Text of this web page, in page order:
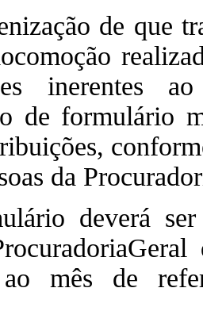
de que
inerentes
de formulário
da
deverá
ao mês de